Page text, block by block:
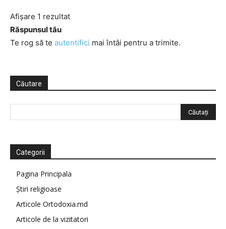
Afișare 1 rezultat
Răspunsul tău
Te rog să te autentifici mai întâi pentru a trimite.
Căutare
Categorii
Pagina Principala
Știri religioase
Articole Ortodoxia.md
Articole de la vizitatori